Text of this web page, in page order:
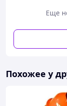
Еще
Похожее у